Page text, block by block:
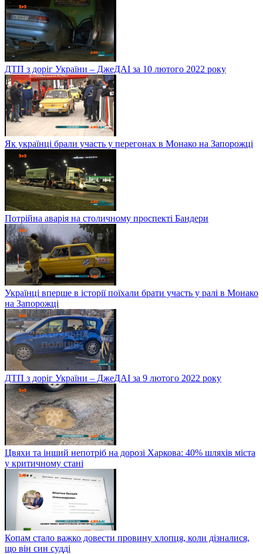
ДТП з доріг України – ДжеДАІ за 10 лютого 2022 року
Як українці брали участь у перегонах в Монако на Запорожці
Потрійна аварія на столичному проспекті Бандери
Українці вперше в історії поїхали брати участь у ралі в Монако
на Запорожці
ДТП з доріг України – ДжеДАІ за 9 лютого 2022 року
Цвяхи та інший непотріб на дорозі Харкова: 40% шляхів міста
у критичному стані
Копам стало важко довести провину хлопця, коли дізналися,
що він син судді